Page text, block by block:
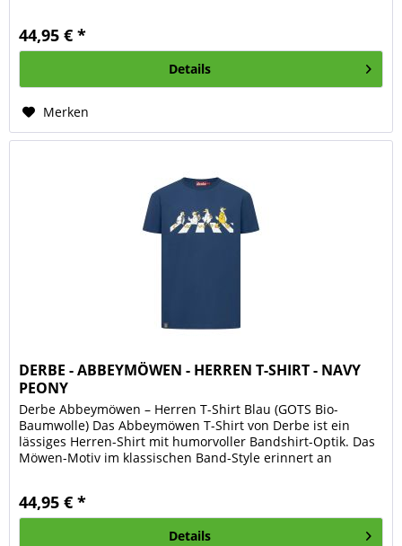
44,95 € *
Details
Merken
DERBE - ABBEYMÖWEN - HERREN T-SHIRT - NAVY
PEONY
Derbe Abbeymöwen – Herren T-Shirt Blau (GOTS Bio-
Baumwolle) Das Abbeymöwen T-Shirt von Derbe ist ein
lässiges Herren-Shirt mit humorvoller Bandshirt-Optik. Das
Möwen-Motiv im klassischen Band-Style erinnert an
44,95 € *
Details